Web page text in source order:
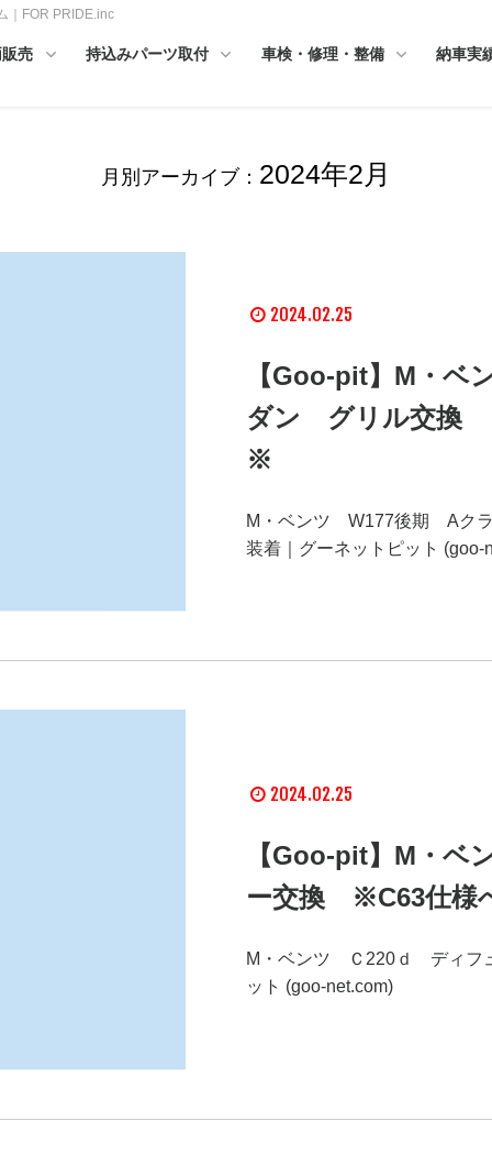
｜FOR PRIDE.inc
売 持込みパーツ取付 車検・修理・整備 納車実
月別アーカイブ： 2024年2月
2024.02.25
【Goo-pit】M・
ダン グリル交換
※
M・ベンツ W177後期 Aク
装着｜グーネットピット (goo-
2024.02.25
【Goo-pit】M・
ー交換 ※C63仕様
M・ベンツ Ｃ220ｄ ディフ
ット (goo-net.com)